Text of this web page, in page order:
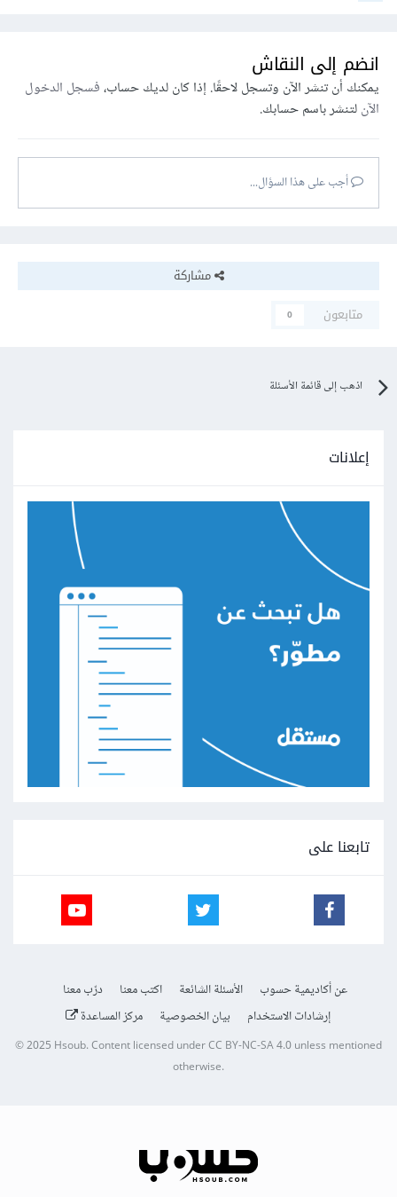
انضم إلى النقاش
يمكنك أن تنشر الآن وتسجل لاحقًا. إذا كان لديك حساب،فسجل الدخول
الآنلتنشر باسم حسابك.
أجب على هذا السؤال...
مشاركة
متابعون
0
اذهب إلى قائمة الأسئلة
إعلانات
تابعنا على
عن أكاديمية حسوب الأسئلة الشائعة اكتب معنا
درّب معنا
إرشادات الاستخدام
بيان الخصوصية مركز المساعدة
© 2025Hsoub.Content licensed underCC BY-NC-SA 4.0unless mentioned
otherwise.